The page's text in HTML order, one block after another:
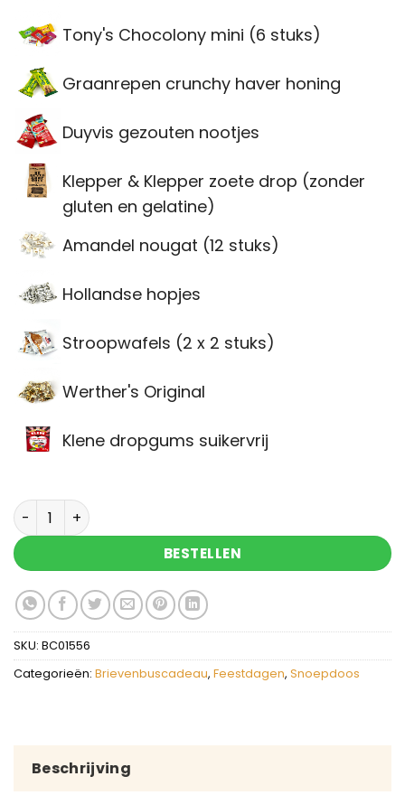
Tony's Chocolony mini (6 stuks)
Graanrepen crunchy haver honing
Duyvis gezouten nootjes
Klepper & Klepper zoete drop (zonder
gluten en gelatine)
Amandel nougat (12 stuks)
Hollandse hopjes
Stroopwafels (2 x 2 stuks)
Werther's Original
Klene dropgums suikervrij
Brievenbuscadeau vrolijk Pasen aantal
BESTELLEN
SKU: BC01556
Categorieën: Brievenbuscadeau, Feestdagen, Snoepdoos
Beschrijving